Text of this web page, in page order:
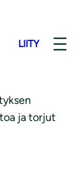
LIITY
ja torjut